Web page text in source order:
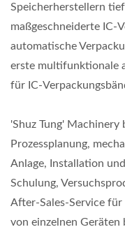
Speicherherstellern
maßgeschneiderte IC-
automatische
erste multifunktionale
für IC-
'Shuz Tung'
Prozessplanung,
Anlage, Installation
Schulung,
After-Sales-Service
von einzelnen Geräten